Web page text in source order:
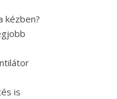
kézben?
is